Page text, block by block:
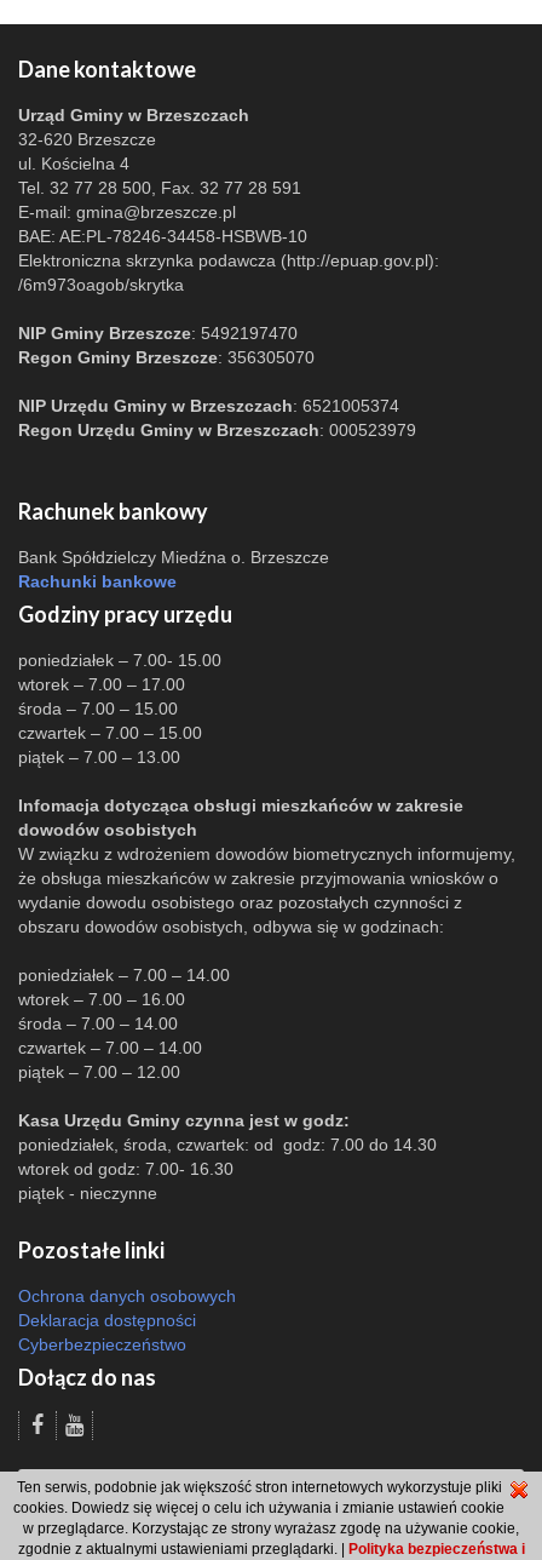
Dane kontaktowe
Urząd Gminy w Brzeszczach
32-620 Brzeszcze
ul. Kościelna 4
Tel. 32 77 28 500, Fax. 32 77 28 591
E-mail: gmina@brzeszcze.pl
BAE: AE:PL-78246-34458-HSBWB-10
Elektroniczna skrzynka podawcza (http://epuap.gov.pl):
/6m973oagob/skrytka
NIP Gminy Brzeszcze: 5492197470
Regon Gminy Brzeszcze: 356305070
NIP Urzędu Gminy w Brzeszczach: 6521005374
Regon Urzędu Gminy w Brzeszczach: 000523979
Rachunek bankowy
Bank Spółdzielczy Miedźna o. Brzeszcze
Rachunki bankowe
Godziny pracy urzędu
poniedziałek – 7.00- 15.00
wtorek – 7.00 – 17.00
środa – 7.00 – 15.00
czwartek – 7.00 – 15.00
piątek – 7.00 – 13.00
Infomacja dotycząca obsługi mieszkańców w zakresie
dowodów osobistych
W związku z wdrożeniem dowodów biometrycznych informujemy,
że obsługa mieszkańców w zakresie przyjmowania wniosków o
wydanie dowodu osobistego oraz pozostałych czynności z
obszaru dowodów osobistych, odbywa się w godzinach:
poniedziałek – 7.00 – 14.00
wtorek – 7.00 – 16.00
środa – 7.00 – 14.00
czwartek – 7.00 – 14.00
piątek – 7.00 – 12.00
Kasa Urzędu Gminy czynna jest w godz:
poniedziałek, środa, czwartek: od godz: 7.00 do 14.30
wtorek od godz: 7.00- 16.30
piątek - nieczynne
Pozostałe linki
Ochrona danych osobowych
Deklaracja dostępności
Cyberbezpieczeństwo
Dołącz do nas
Odsłon: 4615 | |Polityka bezpieczeństwa i polityka cookies|Redakcja|2007
- 2026 © Gmina Brzeszcze
projekt: Wdesk
Ten serwis, podobnie jak większość stron internetowych wykorzystuje pliki
cookies. Dowiedz się więcej o celu ich używania i zmianie ustawień cookie
w przeglądarce. Korzystając ze strony wyrażasz zgodę na używanie cookie,
zgodnie z aktualnymi ustawieniami przeglądarki. |
Polityka bezpieczeństwa i